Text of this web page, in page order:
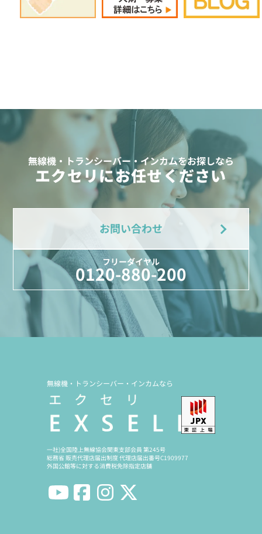
無線機・トランシーバー・インカムをお探しなら
エクセリにお任せください
お問い合わせ
フリーダイヤル
0120-880-200
無線機・トランシーバー・インカムなら
一社)全国陸上無線協会関東支部会員 第245号
総務省 販売代理店届出制度 代理店届出番号C1909977
外国公館等に対する消費税免除指定店舗